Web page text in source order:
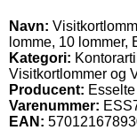
Navn:
lomme, 10 lommer,
Kategori:
Visitkortlommer og
Producent: Esselte
Varenummer:
EAN: